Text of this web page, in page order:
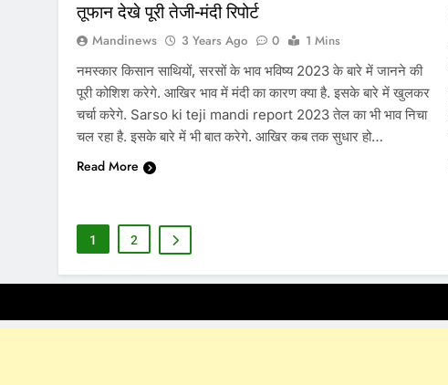
तूफान देखे पूरी तेजी-मंदी रिपोर्ट
Mandinews 3 Years Ago 0
1 Mins
नमस्कार किसान साथियों, सरसों के भाव भविष्य 2023 के बारे में जानने की
पूरी कोशिश करेगे. आखिर भाव में मंदी का कारण क्या है. इसके बारे में खुलकर
चर्चा करेगे. Sarso ki teji mandi report 2023 तेल का भी भाव निचा
चल रहा है. इसके बारे में भी बात करेगे. आखिर कब तक सुधार हो…
Read More
1 2